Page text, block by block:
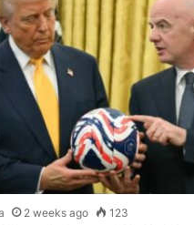
2 weeks ago 123